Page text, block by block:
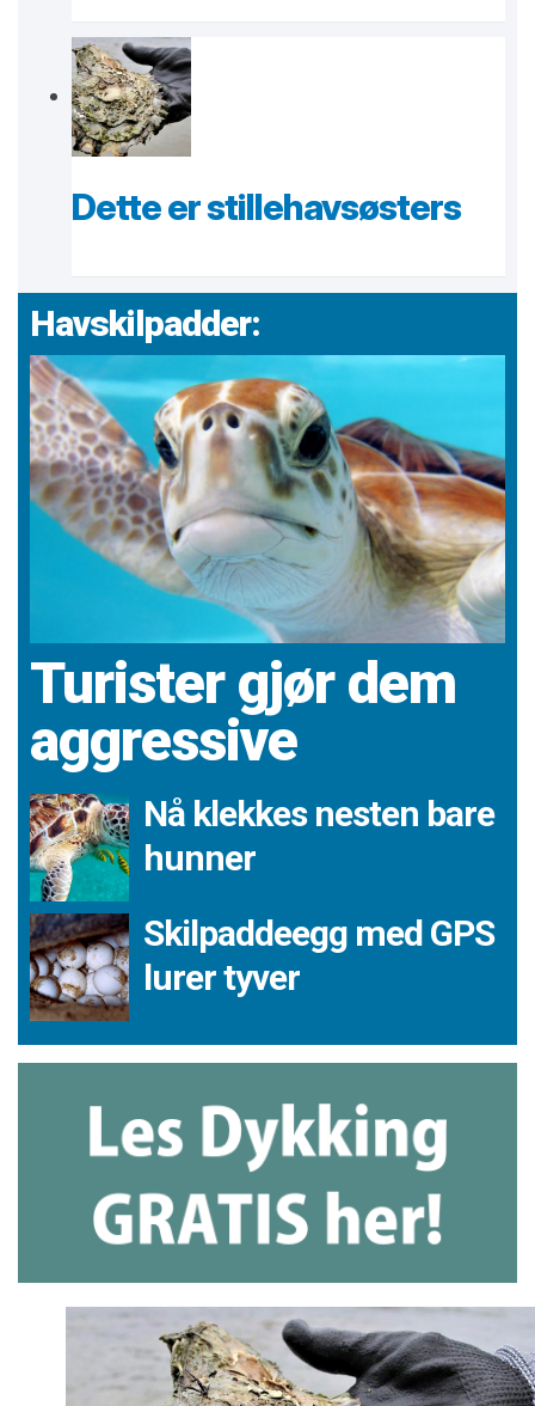
Dette er stillehavsøsters
Havskilpadder:
Turister gjør dem
aggressive
Nå klekkes nesten bare
hunner
Skilpaddeegg med GPS
lurer tyver